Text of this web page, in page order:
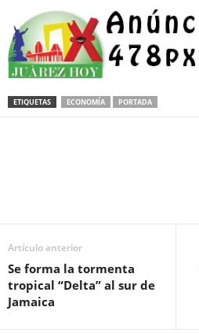
ETIQUETAS ECONOMÍA PORTADA
Artículo anterior
Se forma la tormenta
tropical “Delta” al sur de
Jamaica